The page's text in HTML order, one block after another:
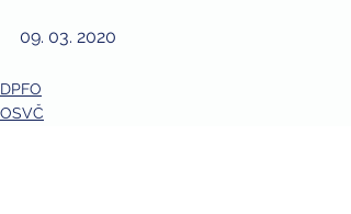
09. 03. 2020
DPFO
OSVČ